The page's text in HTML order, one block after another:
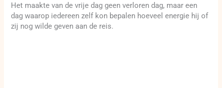
Het maakte van de vrije dag geen verloren dag, maar een
dag waarop iedereen zelf kon bepalen hoeveel energie hij of
zij nog wilde geven aan de reis.